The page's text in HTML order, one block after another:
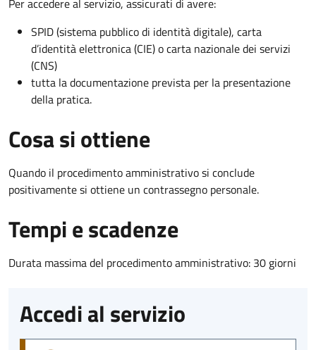
Per accedere al servizio, assicurati di avere:
SPID (sistema pubblico di identità digitale), carta
d’identità elettronica (CIE) o carta nazionale dei servizi
(CNS)
tutta la documentazione prevista per la presentazione
della pratica.
Cosa si ottiene
Quando il procedimento amministrativo si conclude
positivamente si ottiene un contrassegno personale.
Tempi e scadenze
Durata massima del procedimento amministrativo: 30 giorni
Accedi al servizio